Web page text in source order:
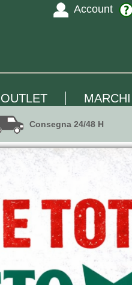
Account
OUTLET MARCHI
Consegna 24/48 H